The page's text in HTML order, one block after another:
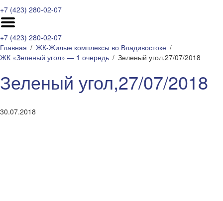
+7 (423) 280-02-07
+7 (423) 280-02-07
Главная
ЖК-Жилые комплексы во Владивостоке
ЖК «Зеленый угол» — 1 очередь
Зеленый угол,27/07/2018
Зеленый угол,27/07/2018
30.07.2018